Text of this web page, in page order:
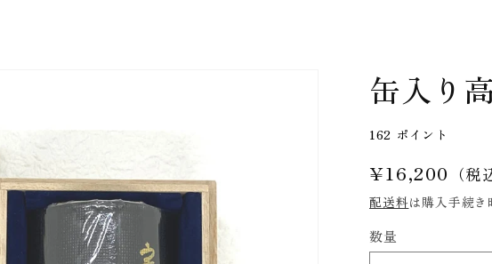
缶入り
162 ポイント
通
常
価
格
¥16,200 （税
配送料は購入手続き
数量